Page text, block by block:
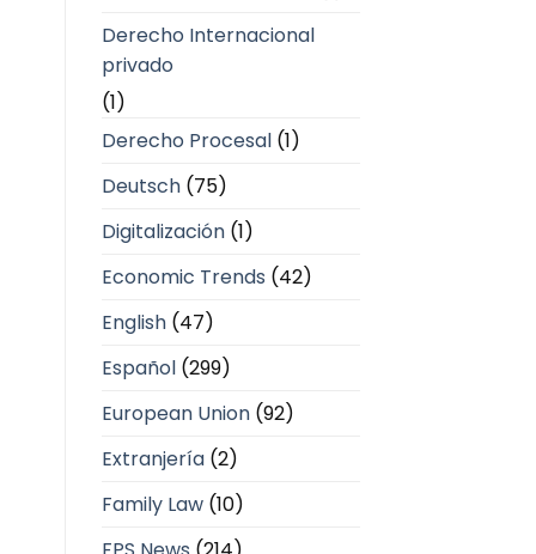
Derecho Internacional
privado
(1)
Derecho Procesal(1)
Deutsch(75)
Digitalización(1)
Economic Trends (42)
English(47)
Español(299)
European Union(92)
Extranjería(2)
Family Law(10)